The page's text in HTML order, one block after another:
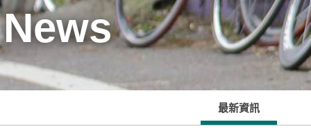
News
最新資訊